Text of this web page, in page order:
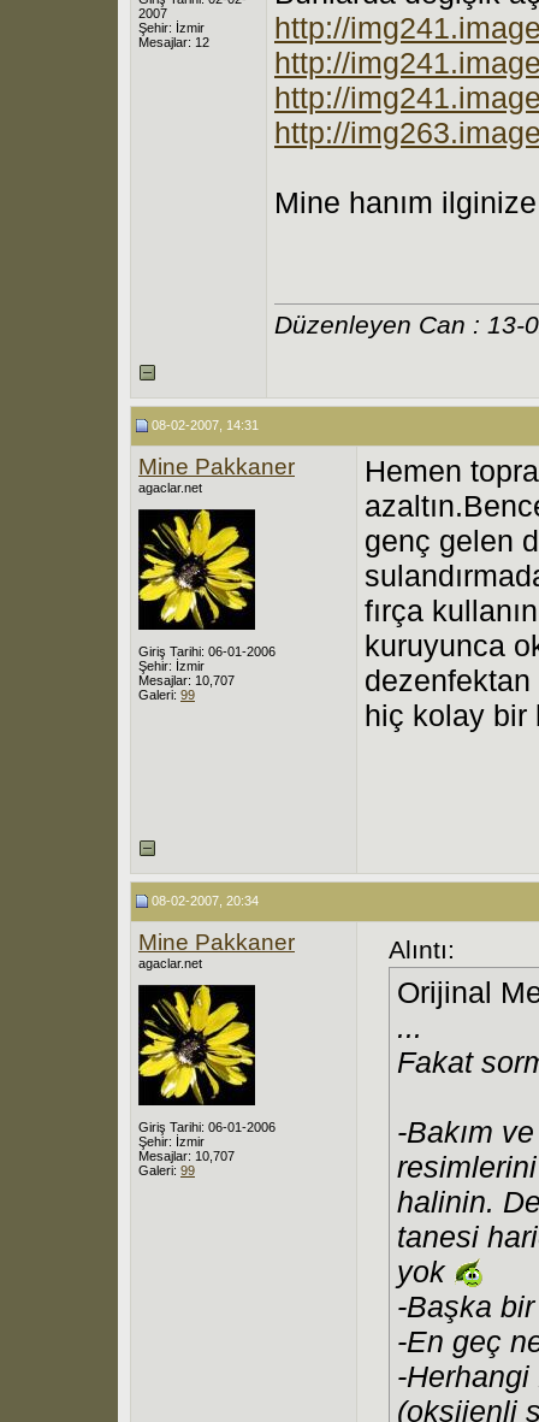
2007
Şehir: İzmir
Mesajlar: 12
http://
http://
http://
http://
Mine hanım
Düzenleyen Can : 13-
08-02-2007, 14:31
Mine Pakkaner
agaclar.net
Giriş Tarihi: 06-01-2006
Şehir: İzmir
Mesajlar: 10,707
Galeri: 99
Hemen
genç gelen
fırça
kuruyunca
hiç kolay bir
08-02-2007, 20:34
Mine Pakkaner
agaclar.net
Giriş Tarihi: 06-01-2006
Şehir: İzmir
Mesajlar: 10,707
Galeri: 99
Alıntı:
Orijinal
...
Fakat
-Bakım
halinin.
tanesi
yok
-Başka
-En geç
-Herhangi
(oksijenli